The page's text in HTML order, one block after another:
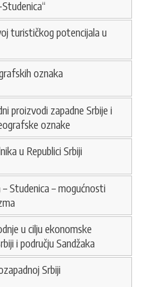
turističkog potencijala u
oznaka
proizvodi zapadne Srbije i
oznake
u Republici Srbiji
Studenica – mogućnosti
u cilju ekonomske
i području Sandžaka
Srbiji